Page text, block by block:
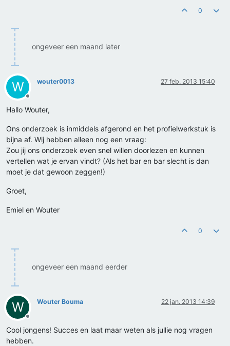
0
ongeveer een maand later
W
Offline
wouter0013 27 feb. 2013 15:40
Hallo Wouter,
Ons onderzoek is inmiddels afgerond en het profielwerkstuk is
bijna af. Wij hebben alleen nog een vraag:
Zou jij ons onderzoek even snel willen doorlezen en kunnen
vertellen wat je ervan vindt? (Als het bar en bar slecht is dan
moet je dat gewoon zeggen!)
Groet,
Emiel en Wouter
0
ongeveer een maand eerder
W
Offline
Wouter Bouma 22 jan. 2013 14:39
Cool jongens! Succes en laat maar weten als jullie nog vragen
hebben.